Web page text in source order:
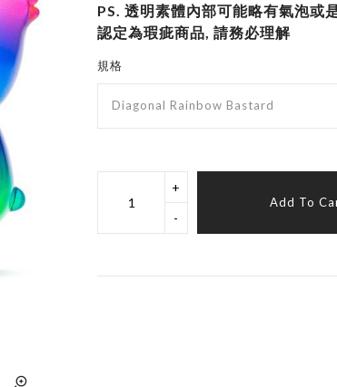
PS. 透明素體內部可能略有氣泡或
認定為瑕疵商品, 請務必理解
規格
Diagonal Rainbow Bastard
+
-
Add To